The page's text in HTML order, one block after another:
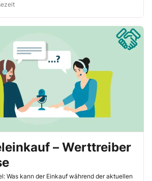
– Werttreiber
Was kann der Einkauf während der aktuellen